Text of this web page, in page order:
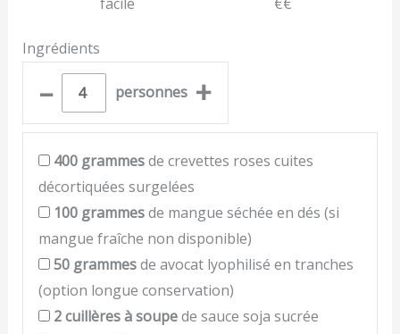
Ingrédients
– personnes +
400 grammesde crevettes roses cuites
décortiquées surgelées
100 grammesde mangue séchée en dés (si
mangue fraîche non disponible)
50 grammesde avocat lyophilisé en tranches
(option longue conservation)
2cuillères à soupede sauce soja sucrée